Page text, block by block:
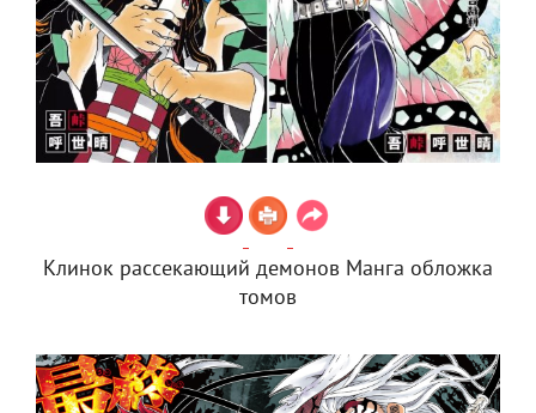
Клинок рассекающий демонов Манга обложка
томов